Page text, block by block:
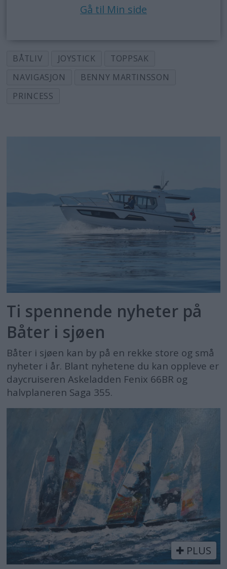
Gå til Min side
BÅTLIV JOYSTICK
TOPPSAK
NAVIGASJON
BENNY MARTINSSON
PRINCESS
Ti spennende nyheter på
Båter i sjøen
Båter i sjøen kan by på en rekke store og små
nyheter i år. Blant nyhetene du kan oppleve er
daycruiseren Askeladden Fenix 66BR og
halvplaneren Saga 355.
PLUS